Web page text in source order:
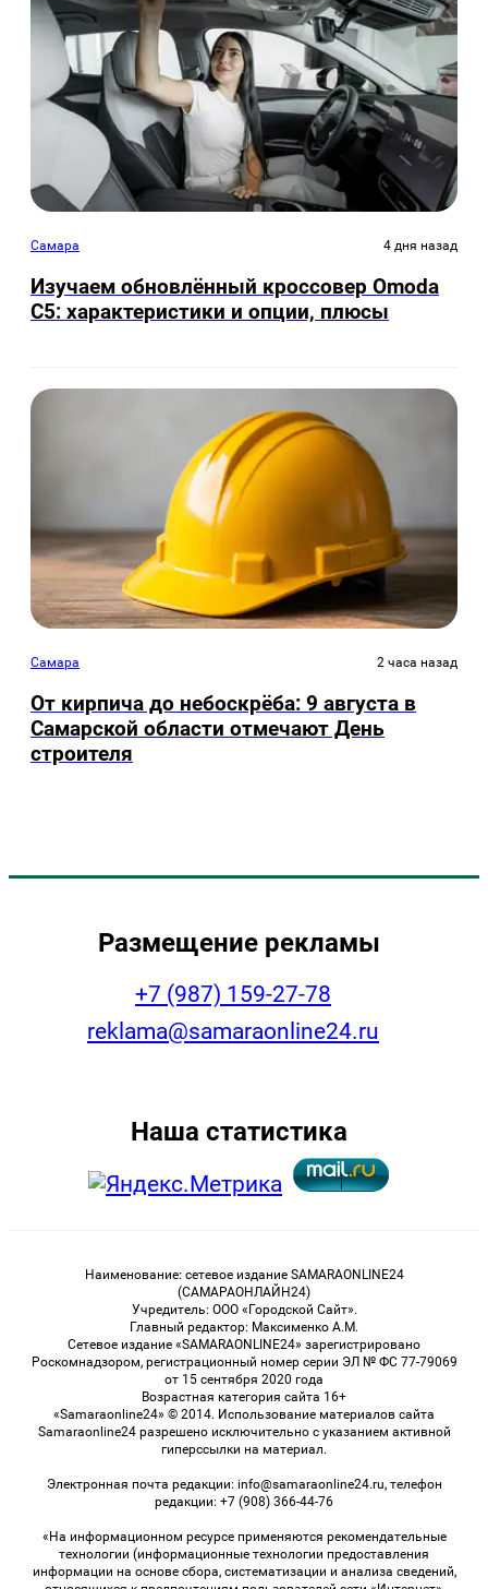
Самара 4 дня назад
Изучаем обновлённый кроссовер Omoda
C5: характеристики и опции, плюсы
Самара 2 часа назад
От кирпича до небоскрёба: 9 августа в
Самарской области отмечают День
строителя
Размещение рекламы
+7 (987) 159-27-78
reklama@samaraonline24.ru
Наша статистика
Наименование: сетевое издание SAMARAONLINE24
(САМАРАОНЛАЙН24)
Учредитель: ООО «Городской Сайт».
Главный редактор: Максименко А.М.
Сетевое издание «SAMARAONLINE24» зарегистрировано
Роскомнадзором, регистрационный номер серии ЭЛ № ФС 77-79069
от 15 сентября 2020 года
Возрастная категория сайта 16+
«Samaraonline24» © 2014. Использование материалов сайта
Samaraonline24 разрешено исключительно с указанием активной
гиперссылки на материал.
Электронная почта редакции: info@samaraonline24.ru, телефон
редакции: +7 (908) 366-44-76
«На информационном ресурсе применяются рекомендательные
технологии (информационные технологии предоставления
информации на основе сбора, систематизации и анализа сведений,